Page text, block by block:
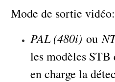
Mode de sortie vidéo:
PAL (480i) ou
les modèles STB
en charge la